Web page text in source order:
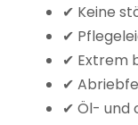
✔ Keine
✔
✔ Extrem
✔
✔ Öl- und